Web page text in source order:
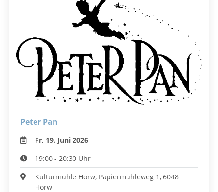
Peter Pan
Fr, 19. Juni 2026
19:00 - 20:30 Uhr
Kulturmühle Horw, Papiermühleweg 1, 6048
Horw